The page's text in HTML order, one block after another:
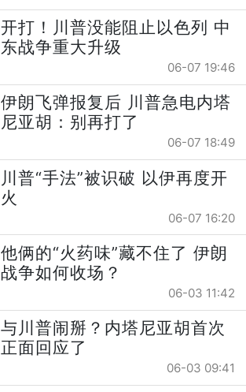
开打！川普没能阻止以色列 中
东战争重大升级
06-07 19:46
伊朗飞弹报复后 川普急电内塔
尼亚胡：别再打了
06-07 18:49
川普“手法”被识破 以伊再度开
火
06-07 16:20
他俩的“火药味”藏不住了 伊朗
战争如何收场？
06-03 11:42
与川普闹掰？内塔尼亚胡首次
正面回应了
06-03 09:41